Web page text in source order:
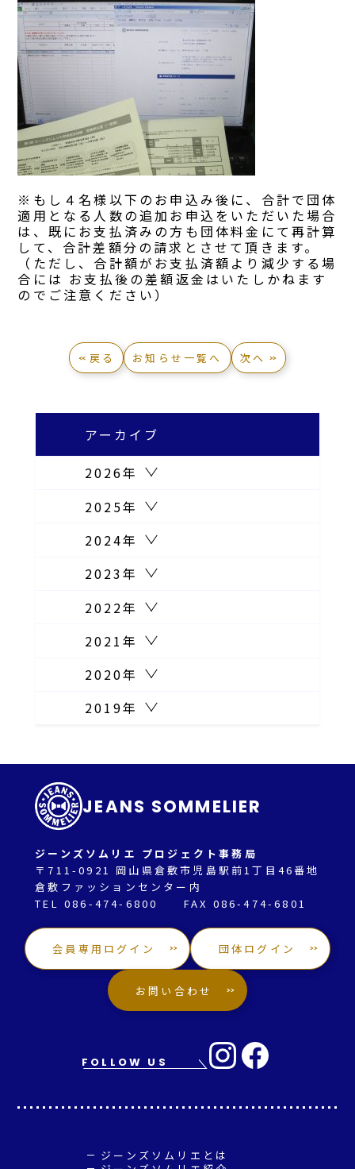
※もし４名様以下のお申込み後に、合計で団体
適用となる人数の追加お申込をいただいた場合
は、既にお支払済みの方も団体料金にて再計算
して、合計差額分の請求とさせて頂きます。
（ただし、合計額がお支払済額より減少する場
合には お支払後の差額返金はいたしかねます
のでご注意ください）
戻る お知らせ一覧へ 次へ
アーカイブ
2026年
2025年
2024年
2023年
2022年
2021年
2020年
2019年
JEANS SOMMELIER
ジーンズソムリエ プロジェクト事務局
〒711-0921 岡山県倉敷市児島駅前1丁目46番地
倉敷ファッションセンター内
TEL 086-474-6800 FAX 086-474-6801
会員専用ログイン 団体ログイン
お問い合わせ
FOLLOW US
ジーンズソムリエとは